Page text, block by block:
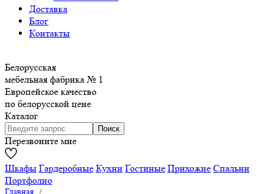
Доставка
Блог
Контакты
Белорусская
мебельная фабрика № 1
Европейское качество
по белорусской цене
Каталог
Перезвоните мне
Шкафы Гардеробные Кухни Гостиные Прихожие Спальни
Портфолио
Главная /